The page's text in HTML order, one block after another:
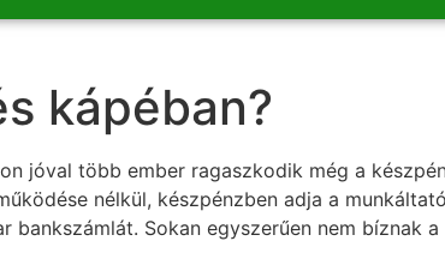
kápéban?
jóval több ember ragaszkodik még a
nélkül, készpénzben adja a
bankszámlát. Sokan egyszerűen nem bíznak